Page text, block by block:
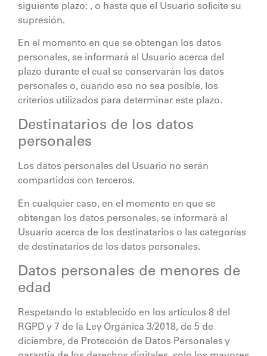
siguiente plazo: , o hasta que el Usuario solicite su
supresión.
En el momento en que se obtengan los datos
personales, se informará al Usuario acerca del
plazo durante el cual se conservarán los datos
personales o, cuando eso no sea posible, los
criterios utilizados para determinar este plazo.
Destinatarios de los datos
personales
Los datos personales del Usuario no serán
compartidos con terceros.
En cualquier caso, en el momento en que se
obtengan los datos personales, se informará al
Usuario acerca de los destinatarios o las categorías
de destinatarios de los datos personales.
Datos personales de menores de
edad
Respetando lo establecido en los artículos 8 del
RGPD y 7 de la Ley Orgánica 3/2018, de 5 de
diciembre, de Protección de Datos Personales y